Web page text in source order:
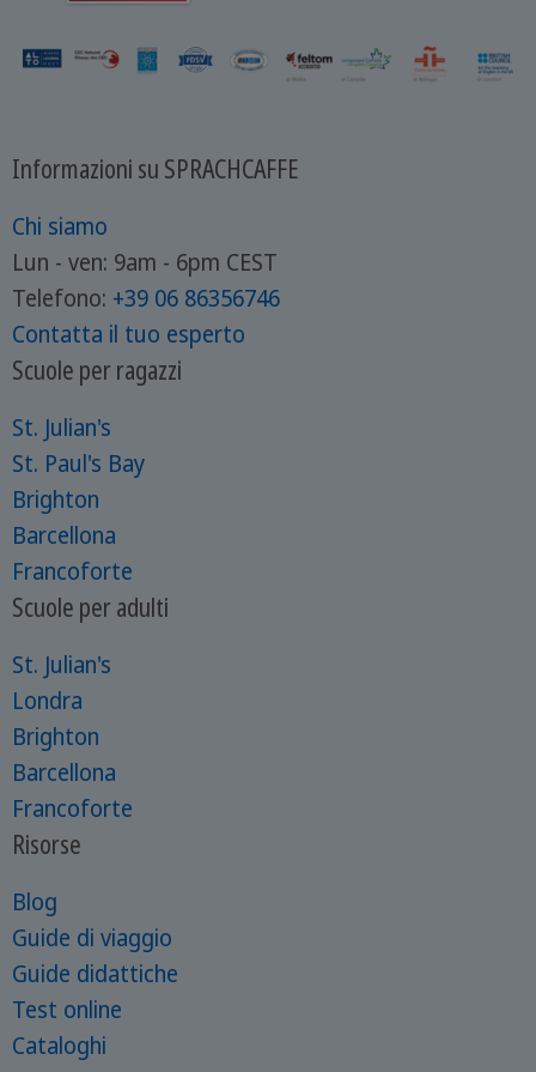
Informazioni su SPRACHCAFFE
Chi siamo
Lun - ven: 9am - 6pm CEST
Telefono: +39 06 86356746
Contatta il tuo esperto
Scuole per ragazzi
St. Julian's
St. Paul's Bay
Brighton
Barcellona
Francoforte
Scuole per adulti
St. Julian's
Londra
Brighton
Barcellona
Francoforte
Risorse
Blog
Guide di viaggio
Guide didattiche
Test online
Cataloghi